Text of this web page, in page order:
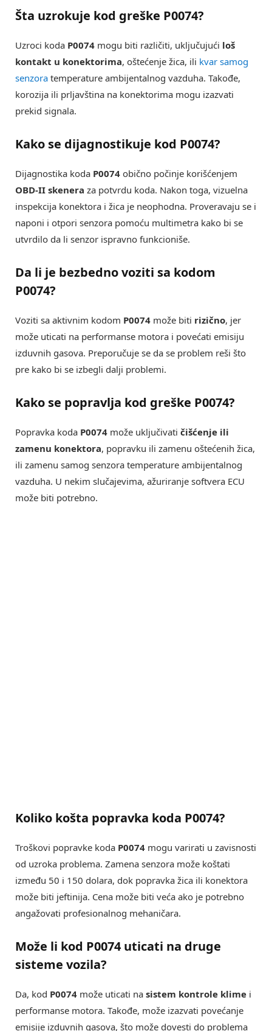
Šta uzrokuje kod greške P0074?
Uzroci koda P0074 mogu biti različiti, uključujući loš
kontakt u konektorima, oštećenje žica, ili kvar samog
senzora temperature ambijentalnog vazduha. Takođe,
korozija ili prljavština na konektorima mogu izazvati
prekid signala.
Kako se dijagnostikuje kod P0074?
Dijagnostika koda P0074 obično počinje korišćenjem
OBD-II skenera za potvrdu koda. Nakon toga, vizuelna
inspekcija konektora i žica je neophodna. Proveravaju se i
naponi i otpori senzora pomoću multimetra kako bi se
utvrdilo da li senzor ispravno funkcioniše.
Da li je bezbedno voziti sa kodom
P0074?
Voziti sa aktivnim kodom P0074 može biti rizično, jer
može uticati na performanse motora i povećati emisiju
izduvnih gasova. Preporučuje se da se problem reši što
pre kako bi se izbegli dalji problemi.
Kako se popravlja kod greške P0074?
Popravka koda P0074 može uključivati čišćenje ili
zamenu konektora, popravku ili zamenu oštećenih žica,
ili zamenu samog senzora temperature ambijentalnog
vazduha. U nekim slučajevima, ažuriranje softvera ECU
može biti potrebno.
Koliko košta popravka koda P0074?
Troškovi popravke koda P0074 mogu varirati u zavisnosti
od uzroka problema. Zamena senzora može koštati
između 50 i 150 dolara, dok popravka žica ili konektora
može biti jeftinija. Cena može biti veća ako je potrebno
angažovati profesionalnog mehaničara.
Može li kod P0074 uticati na druge
sisteme vozila?
Da, kod P0074 može uticati na sistem kontrole klime i
performanse motora. Takođe, može izazvati povećanje
emisije izduvnih gasova, što može dovesti do problema